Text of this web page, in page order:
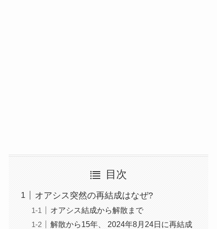
目次
オアシス突然の再結成はなぜ?
オアシス結成から解散まで
解散から15年、 2024年8月24日に再結成